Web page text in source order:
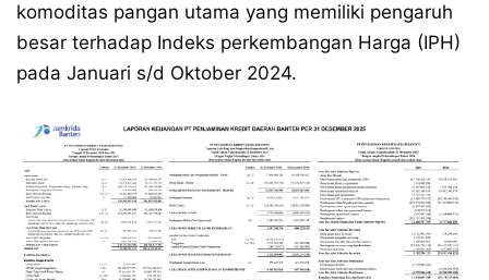
komoditas pangan utama yang memiliki pengaruh
besar terhadap Indeks perkembangan Harga (IPH)
pada Januari s/d Oktober 2024.